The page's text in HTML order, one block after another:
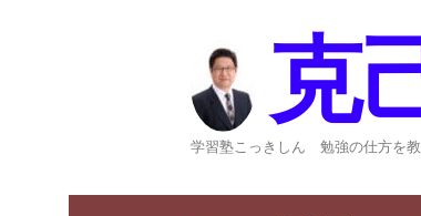
克
学習塾こっきしん 勉強の仕方を